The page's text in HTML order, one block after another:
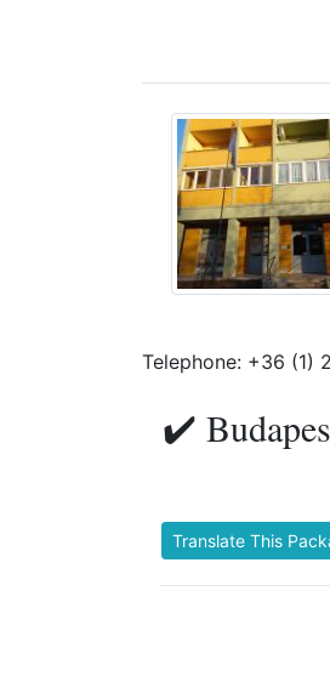
Telephone: +36 (1)
✔️
Translate This